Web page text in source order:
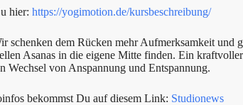
hier: https://yogimotion.de/kursbeschreibung/
schenken dem Rücken mehr Aufmerksamkeit
Asanas in die eigene Mitte finden. Ein
Wechsel von Anspannung und Entspannung.
bekommst Du auf diesem Link: Studionews